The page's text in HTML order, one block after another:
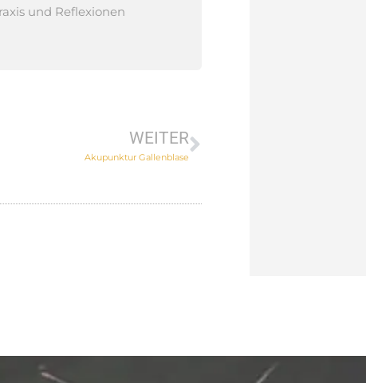
und Reflexionen
WEITER
Akupunktur Gallenblase